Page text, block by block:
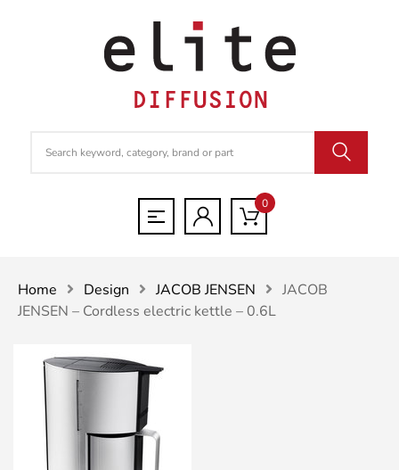
0
Home Design JACOB JENSEN
JACOB
JENSEN – Cordless electric kettle – 0.6L